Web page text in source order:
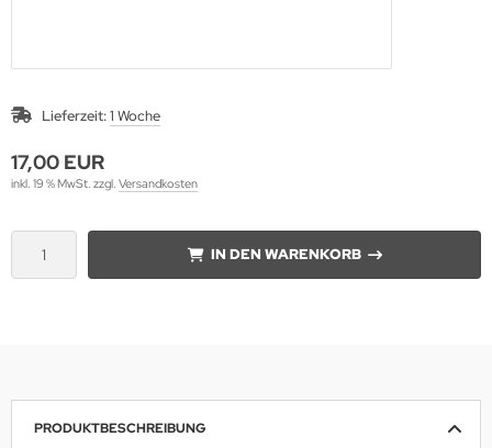
Lieferzeit:1 Woche
17,00 EUR
inkl. 19 % MwSt. zzgl. Versandkosten
IN DEN WARENKORB
PRODUKTBESCHREIBUNG